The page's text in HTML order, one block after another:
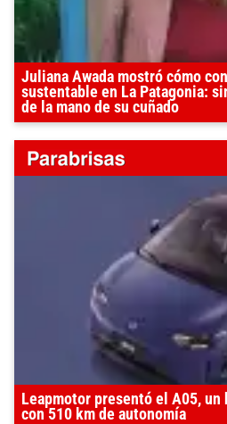
Juliana Awada mostró cómo
sustentable en La Patagonia:
de la mano de su cuñado
Leapmotor presentó el A05,
con 510 km de autonomía